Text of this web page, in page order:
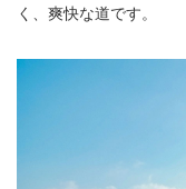
く、爽快な道です。